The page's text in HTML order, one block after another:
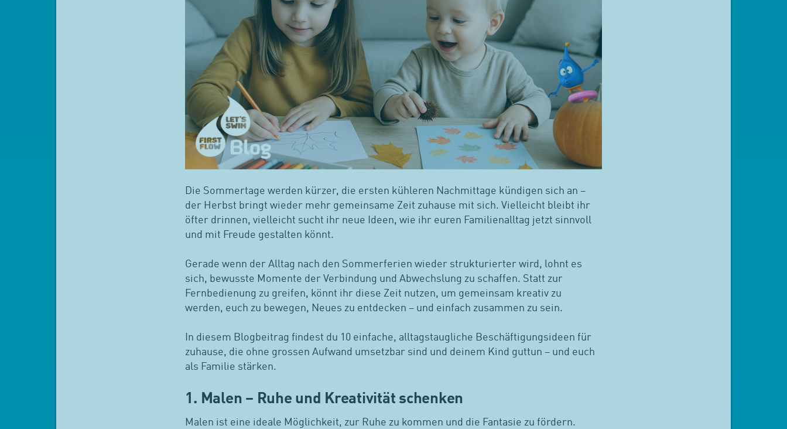
Die Sommertage werden kürzer, die ersten kühleren Nachmittage kündigen sich an –
der Herbst bringt wieder mehr gemeinsame Zeit zuhause mit sich. Vielleicht bleibt ihr
öfter drinnen, vielleicht sucht ihr neue Ideen, wie ihr euren Familienalltag jetzt sinnvoll
und mit Freude gestalten könnt.
Gerade wenn der Alltag nach den Sommerferien wieder strukturierter wird, lohnt es
sich, bewusste Momente der Verbindung und Abwechslung zu schaffen. Statt zur
Fernbedienung zu greifen, könnt ihr diese Zeit nutzen, um gemeinsam kreativ zu
werden, euch zu bewegen, Neues zu entdecken – und einfach zusammen zu sein.
In diesem Blogbeitrag findest du 10 einfache, alltagstaugliche Beschäftigungsideen für
zuhause, die ohne grossen Aufwand umsetzbar sind und deinem Kind guttun – und euch
als Familie stärken.
1. Malen – Ruhe und Kreativität schenken
Malen ist eine ideale Möglichkeit, zur Ruhe zu kommen und die Fantasie zu fördern.